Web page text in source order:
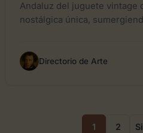
Andaluz del juguete vintage
nostálgica única,
Directorio de Arte
1 2